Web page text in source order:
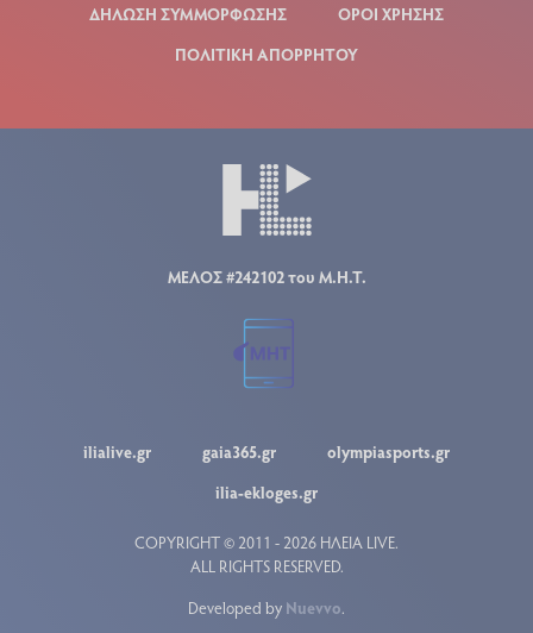
ΔΗΛΩΣΗ ΣΥΜΜΟΡΦΩΣΗΣ
ΟΡΟΙ ΧΡΗΣΗΣ
ΠΟΛΙΤΙΚΗ ΑΠΟΡΡΗΤΟΥ
ΜΕΛΟΣ #242102 του Μ.Η.Τ.
ilialive.gr gaia365.gr
olympiasports.gr
ilia-ekloges.gr
COPYRIGHT © 2011 - 2026 ΗΛΕΙΑ LIVE.
ALL RIGHTS RESERVED.
Developed by Nuevvo.